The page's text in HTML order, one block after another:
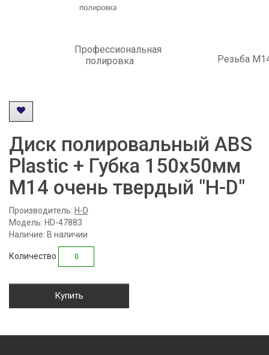
Профессиональная
полировка
Резьба
Диск полировальный ABS
Plastic + Губка 150x50мм
М14 очень твердый "H-D"
Производитель: H-D
Модель: HD-47883
Наличие: В наличии
Количество
Купить